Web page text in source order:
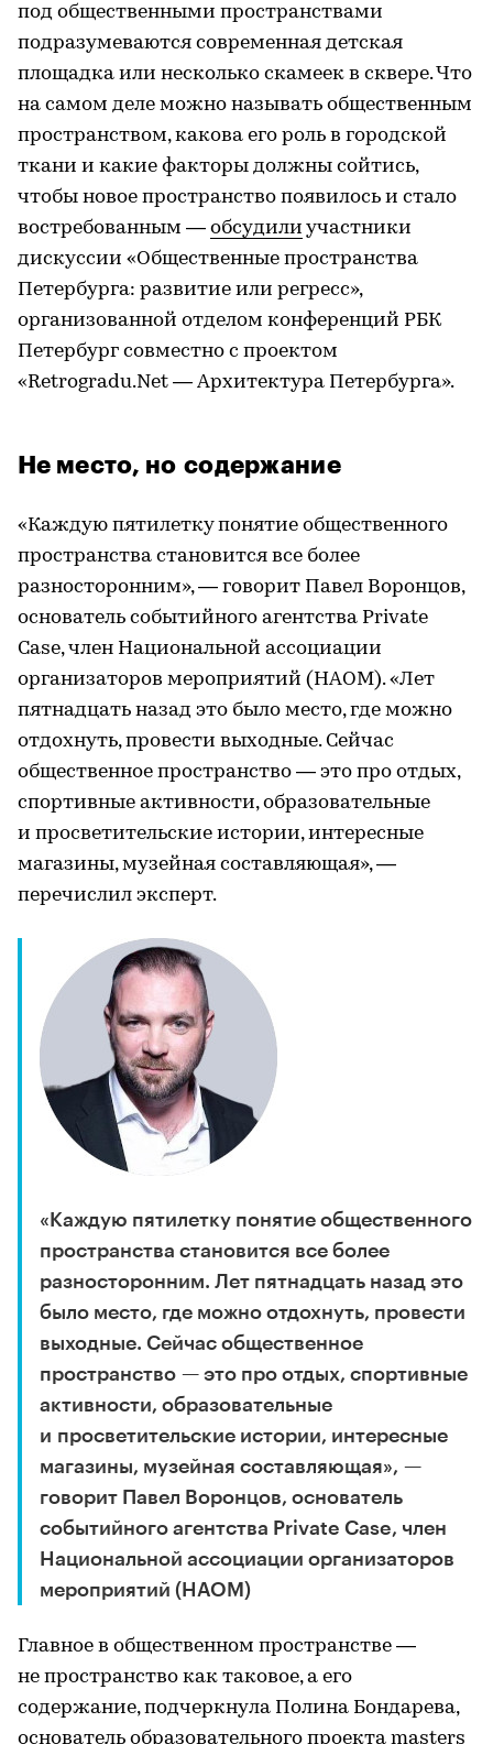
под общественными пространствами
подразумеваются современная детская
площадка или несколько скамеек в сквере. Что
на самом деле можно называть общественным
пространством, какова его роль в городской
ткани и какие факторы должны сойтись,
чтобы новое пространство появилось и стало
востребованным — обсудили участники
дискуссии «Общественные пространства
Петербурга: развитие или регресс»,
организованной отделом конференций РБК
Петербург совместно с проектом
«Retrogradu.Net — Архитектура Петербурга».
Не место, но содержание
«Каждую пятилетку понятие общественного
пространства становится все более
разносторонним», — говорит Павел Воронцов,
основатель событийного агентства Private
Case, член Национальной ассоциации
организаторов мероприятий (НАОМ). «Лет
пятнадцать назад это было место, где можно
отдохнуть, провести выходные. Сейчас
общественное пространство — это про отдых,
спортивные активности, образовательные
и просветительские истории, интересные
магазины, музейная составляющая», —
перечислил эксперт.
«Каждую пятилетку понятие общественного
пространства становится все более
разносторонним. Лет пятнадцать назад это
было место, где можно отдохнуть, провести
выходные. Сейчас общественное
пространство — это про отдых, спортивные
активности, образовательные
и просветительские истории, интересные
магазины, музейная составляющая», —
говорит Павел Воронцов, основатель
событийного агентства Private Case, член
Национальной ассоциации организаторов
мероприятий (НАОМ)
Главное в общественном пространстве —
не пространство как таковое, а его
содержание, подчеркнула Полина Бондарева,
основатель образовательного проекта masters